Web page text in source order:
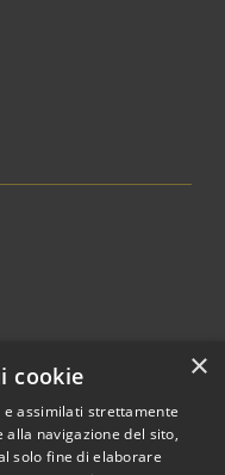
×
cookie
e assimilati strettamente
navigazione del sito,
solo fine di elaborare